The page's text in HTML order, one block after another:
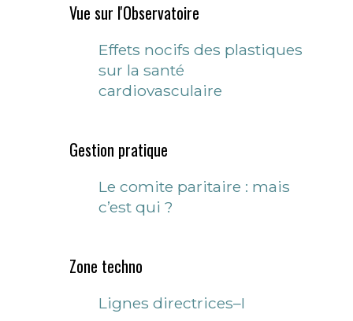
Vue sur l'Observatoire
Effets nocifs des plastiques
sur la santé
cardiovasculaire
Gestion pratique
Le comite paritaire : mais
c’est qui ?
Zone techno
Lignes directrices–I